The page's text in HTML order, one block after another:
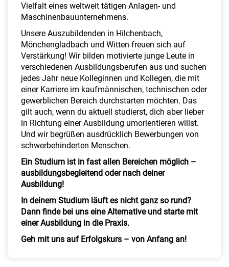
Vielfalt eines weltweit tätigen Anlagen- und
Maschinenbauunternehmens.
Unsere Auszubildenden in Hilchenbach,
Mönchengladbach und Witten freuen sich auf
Verstärkung! Wir bilden motivierte junge Leute in
verschiedenen Ausbildungsberufen aus und suchen
jedes Jahr neue Kolleginnen und Kollegen, die mit
einer Karriere im kaufmännischen, technischen oder
gewerblichen Bereich durchstarten möchten. Das
gilt auch, wenn du aktuell studierst, dich aber lieber
in Richtung einer Ausbildung umorientieren willst.
Und wir begrüßen ausdrücklich Bewerbungen von
schwerbehinderten Menschen.
Ein Studium ist in fast allen Bereichen möglich –
ausbildungsbegleitend oder nach deiner
Ausbildung!
In deinem Studium läuft es nicht ganz so rund?
Dann finde bei uns eine Alternative und starte mit
einer Ausbildung in die Praxis.
Geh mit uns auf Erfolgskurs – von Anfang an!